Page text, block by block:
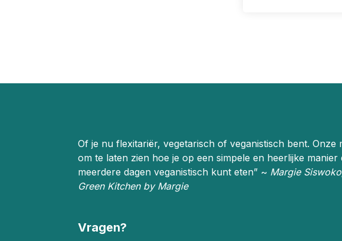
Of je nu flexitariër, vegetarisch of veganistisch bent. Onze
om te laten zien hoe je op een simpele en heerlijke manier
meerdere dagen veganistisch kunt eten” ~ Margie
Green Kitchen by Margie
Vragen?